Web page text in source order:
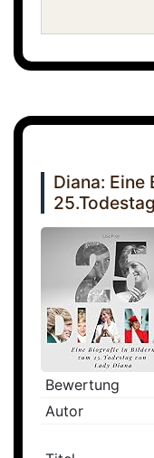
Diana:
Bewertung
Autor